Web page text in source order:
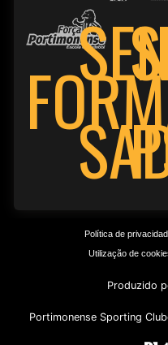
Política de
Utilização de
Produzido
Portimonense Sporting